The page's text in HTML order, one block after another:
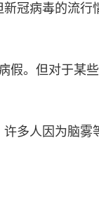
冠病毒的流行
假。但对于某
多人因为脑雾